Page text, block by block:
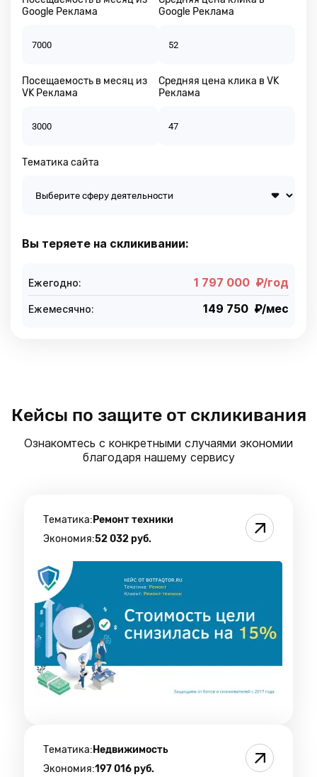
Google Реклама
Google Реклама
Посещаемость в месяц из
VK Реклама
Средняя цена клика в VK
Реклама
Тематика сайта
Вы теряете на скликивании:
Ежегодно: 1 797 000 ₽/год
Ежемесячно: 149 750 ₽/мес
Кейсы по защите от скликивания
Ознакомтесь с конкретными случаями экономии
благодаря нашему сервису
Тематика: Ремонт техники
Экономия:52 032 руб.
Тематика: Недвижимость
Экономия:197 016 руб.